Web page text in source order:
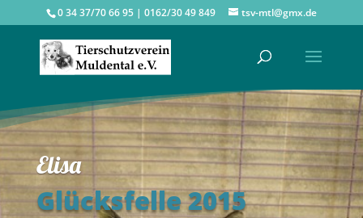
0 34 37/70 66 95 | 0162/30 49 849 tsv-mtl@gmx.de
Elisa
Glücksfelle 2015